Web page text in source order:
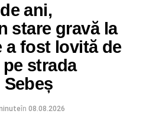
ani,
stare gravă la
a fost lovită de
strada
în 08.08.2026